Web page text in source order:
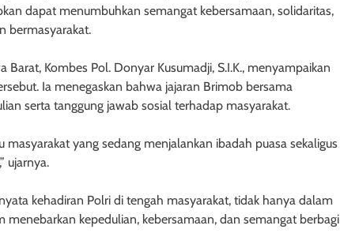
dapat menumbuhkan semangat kebersamaan, solidaritas,
bermasyarakat.
Kombes Pol. Donyar Kusumadji, S.I.K., menyampaikan
Ia menegaskan bahwa jajaran Brimob bersama
serta tanggung jawab sosial terhadap masyarakat.
yang sedang menjalankan ibadah puasa sekaligus
ujarnya.
kehadiran Polri di tengah masyarakat, tidak hanya dalam
kepedulian, kebersamaan, dan semangat berbagi